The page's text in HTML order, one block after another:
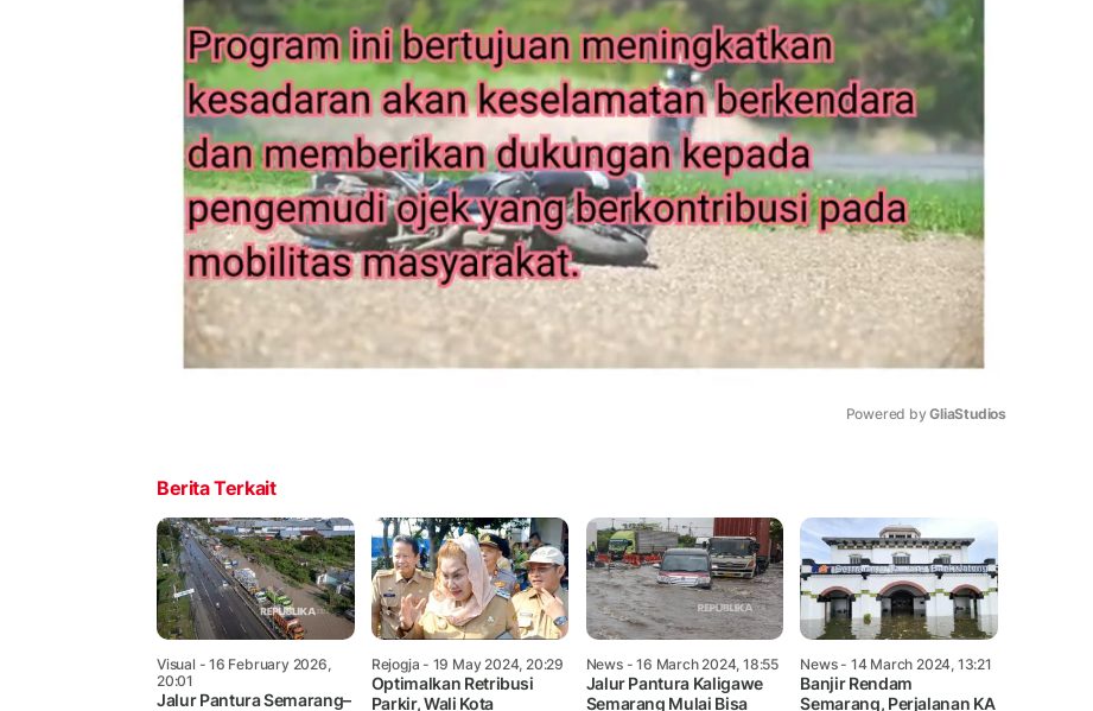
Powered by GliaStudios
Berita Terkait
Visual - 16 February 2026,
20:01
Jalur Pantura Semarang–
Rejogja - 19 May 2024, 20:29
Optimalkan Retribusi
Parkir, Wali Kota
News- 16 March 2024, 18:55
Jalur Pantura Kaligawe
Semarang Mulai Bisa
News- 14 March 2024, 13:21
Banjir Rendam
Semarang, Perjalanan KA